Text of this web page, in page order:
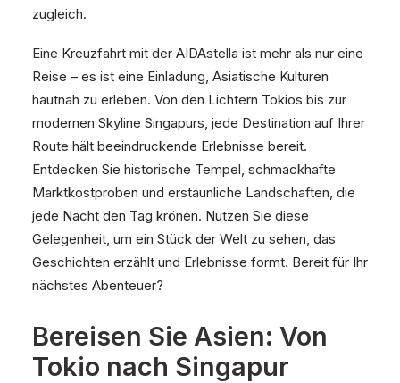
zugleich.
Eine Kreuzfahrt mit der AIDAstella ist mehr als nur eine
Reise – es ist eine Einladung, Asiatische Kulturen
hautnah zu erleben. Von den Lichtern Tokios bis zur
modernen Skyline Singapurs, jede Destination auf Ihrer
Route hält beeindruckende Erlebnisse bereit.
Entdecken Sie historische Tempel, schmackhafte
Marktkostproben und erstaunliche Landschaften, die
jede Nacht den Tag krönen. Nutzen Sie diese
Gelegenheit, um ein Stück der Welt zu sehen, das
Geschichten erzählt und Erlebnisse formt. Bereit für Ihr
nächstes Abenteuer?
Bereisen Sie Asien: Von
Tokio nach Singapur